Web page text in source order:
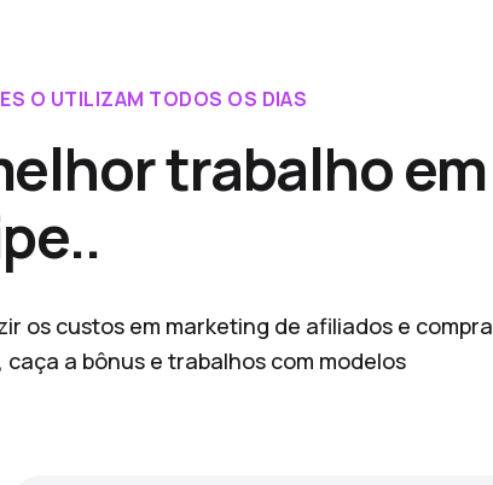
O UTILIZAM TODOS OS DIAS
trabalho em
os custos em marketing de afiliados e compra
a bônus e trabalhos com modelos